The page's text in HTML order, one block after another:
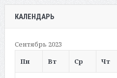
КАЛЕНДАРЬ
Сентябрь 2023
Пн
Вт Ср Чт